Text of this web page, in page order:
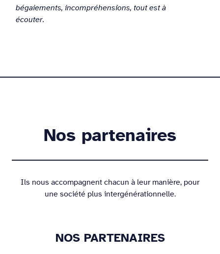
bégaiements, incompréhensions, tout est à
écouter.
Nos partenaires
Ils nous accompagnent chacun à leur manière, pour
une société plus intergénérationnelle.
NOS PARTENAIRES